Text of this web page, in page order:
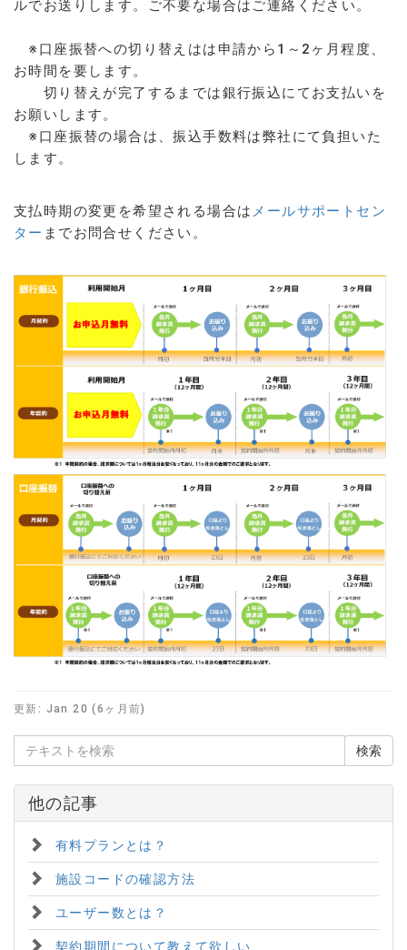
ルでお送りします。ご不要な場合はご連絡ください。
※口座振替への切り替えはは申請から1～2ヶ月程度、
お時間を要します。
切り替えが完了するまでは銀行振込にてお支払いを
お願いします。
※口座振替の場合は、振込手数料は弊社にて負担いた
します。
支払時期の変更を希望される場合は メールサポートセン
ター までお問合せください。
更新: Jan 20 (6ヶ月前)
他の記事
有料プランとは？
施設コードの確認方法
ユーザー数とは？
契約期間について教えて欲しい